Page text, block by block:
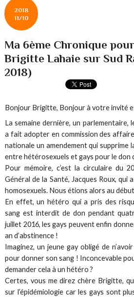
2018
11/10
Ma 6ème Chronique
Brigitte Lahaie sur Sud
2018)
Bonjour Brigitte, Bonjour à votre invité
La semaine dernière, un parlementaire,
a fait adopter en commission des
nationale un amendement qui supprime
entre hétérosexuels et gays pour le don
Pour mémoire, c’est la circulaire du
Général de la Santé, Jacques Roux, qui
homosexuels. Nous étions alors au
En effet, un hétéro qui a pris des
sang est interdit de don pendant
juillet 2016, les gays peuvent enfin
an d’abstinence !
Imaginez, un jeune gay obligé de
pour donner son sang ! Inconcevable
demander cela à un hétéro ?
Certes, vous me direz chère Brigitte,
sur l’épidémiologie car les gays sont